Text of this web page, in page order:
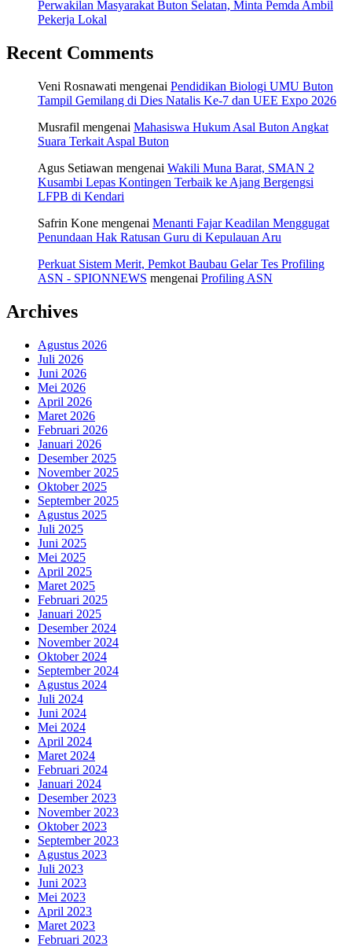
Perwakilan Masyarakat Buton Selatan, Minta Pemda Ambil
Pekerja Lokal
Recent Comments
Veni Rosnawati mengenai Pendidikan Biologi UMU Buton
Tampil Gemilang di Dies Natalis Ke-7 dan UEE Expo 2026
Musrafil mengenai Mahasiswa Hukum Asal Buton Angkat
Suara Terkait Aspal Buton
Agus Setiawan mengenai Wakili Muna Barat, SMAN 2
Kusambi Lepas Kontingen Terbaik ke Ajang Bergengsi
LFPB di Kendari
Safrin Kone mengenai Menanti Fajar Keadilan Menggugat
Penundaan Hak Ratusan Guru di Kepulauan Aru
Perkuat Sistem Merit, Pemkot Baubau Gelar Tes Profiling
ASN - SPIONNEWS mengenai Profiling ASN
Archives
Agustus 2026
Juli 2026
Juni 2026
Mei 2026
April 2026
Maret 2026
Februari 2026
Januari 2026
Desember 2025
November 2025
Oktober 2025
September 2025
Agustus 2025
Juli 2025
Juni 2025
Mei 2025
April 2025
Maret 2025
Februari 2025
Januari 2025
Desember 2024
November 2024
Oktober 2024
September 2024
Agustus 2024
Juli 2024
Juni 2024
Mei 2024
April 2024
Maret 2024
Februari 2024
Januari 2024
Desember 2023
November 2023
Oktober 2023
September 2023
Agustus 2023
Juli 2023
Juni 2023
Mei 2023
April 2023
Maret 2023
Februari 2023